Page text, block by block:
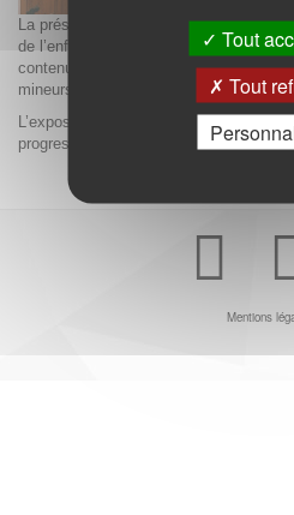
La présente étude a pour objectif
de l’enfance et l'Arcom sur la
contenus pornographiques, en
mineurs.
L’exposition des mineurs aux
progression sur internet.
Mentions
Tout
Tout